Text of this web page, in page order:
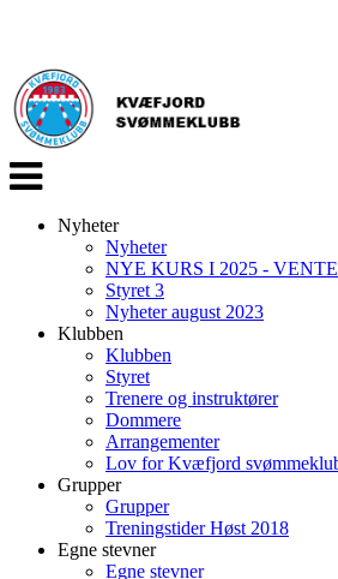
Veksle
navigasjon
Nyheter
Nyheter
NYE KURS I 2025 -
Styret 3
Nyheter august 2023
Klubben
Klubben
Styret
Trenere og instruktører
Dommere
Arrangementer
Lov for Kvæfjord
Grupper
Grupper
Treningstider Høst 2018
Egne stevner
Egne stevner